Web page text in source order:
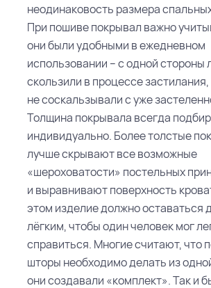
неодинаковость размера
При пошиве покрывал важно
они были удобными в ежедневном
использовании – с одной стороны
скользили в процессе
не соскальзывали с уже
Толщина покрывала всегда
индивидуально. Более толстые
лучше скрывают все возможные
«шероховатости» постельных
и выравнивают поверхность
этом изделие должно оставаться
лёгким, чтобы один человек мог
справиться. Многие считают, что
шторы необходимо делать из
они создавали «комплект». Так и